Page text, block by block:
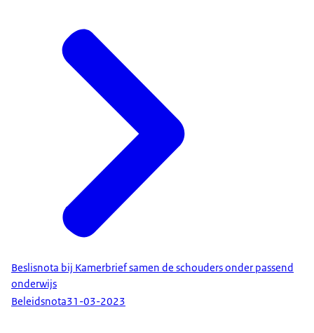
Beslisnota bij Kamerbrief samen de schouders onder passend
onderwijs
Beleidsnota31-03-2023